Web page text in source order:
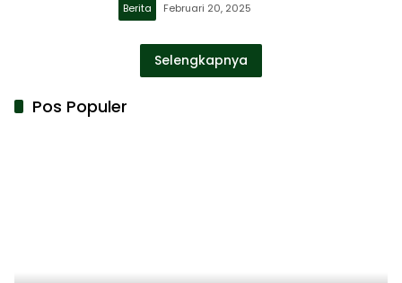
Berita Februari 20, 2025
Selengkapnya
Pos Populer